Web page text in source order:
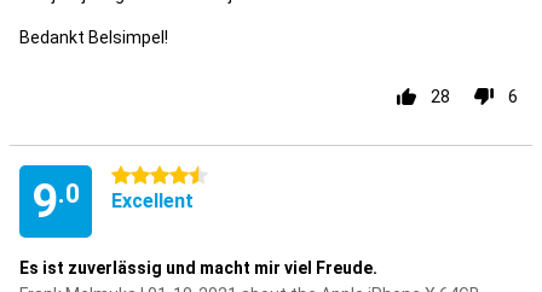
Bedankt Belsimpel!
28 6
9.0
4.5 stars
Excellent
Es ist zuverlässig und macht mir viel Freude.